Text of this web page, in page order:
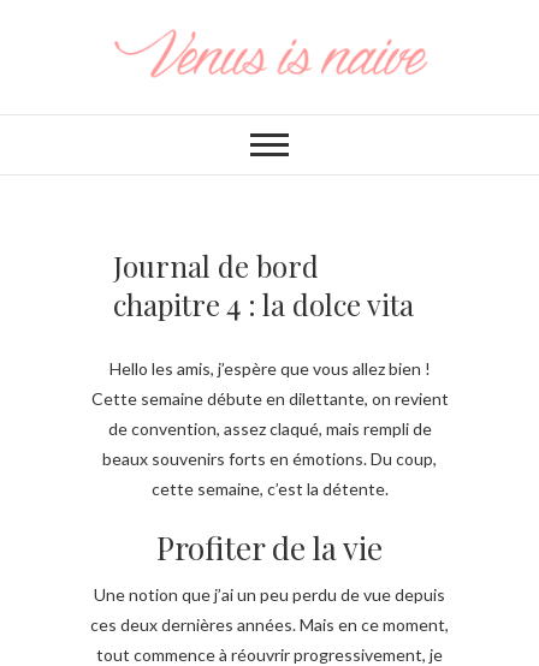
Journal de bord
chapitre 4 : la dolce vita
Hello les amis, j’espère que vous allez bien !
Cette semaine débute en dilettante, on revient
de convention, assez claqué, mais rempli de
beaux souvenirs forts en émotions. Du coup,
cette semaine, c’est la détente.
Profiter de la vie
Une notion que j’ai un peu perdu de vue depuis
ces deux dernières années. Mais en ce moment,
tout commence à réouvrir progressivement, je